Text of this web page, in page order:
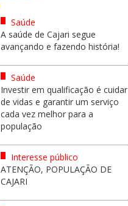
Saúde
A saúde de Cajari segue
avançando e fazendo história!
Saúde
Investir em qualificação é cuidar
de vidas e garantir um serviço
cada vez melhor para a
população
Interesse público
ATENÇÃO, POPULAÇÃO DE
CAJARI